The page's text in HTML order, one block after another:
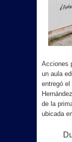
Acciones
un aula
entregó el
de la
ubicada